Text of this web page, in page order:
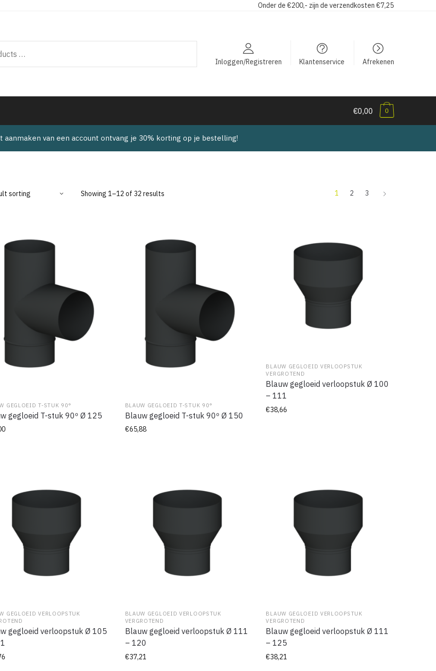
Onder de €200,- zijn de verzendkosten €7,25
Inloggen/Registreren Klantenservice Afrekenen
€0,00 0
aanmaken van een account ontvang je 30% korting op je bestelling!
Showing 1–12 of 32 results 1 2 3
GEGLOEID T-STUK 90°
gegloeid T-stuk 90º Ø 125
BLAUW GEGLOEID T-STUK 90°
Blauw gegloeid T-stuk 90º Ø 150
€65,88
BLAUW GEGLOEID VERLOOPSTUK
VERGROTEND
Blauw gegloeid verloopstuk Ø 100
– 111
€38,66
GEGLOEID VERLOOPSTUK
gegloeid verloopstuk Ø 105
BLAUW GEGLOEID VERLOOPSTUK
VERGROTEND
Blauw gegloeid verloopstuk Ø 111
– 120
€37,21
BLAUW GEGLOEID VERLOOPSTUK
VERGROTEND
Blauw gegloeid verloopstuk Ø 111
– 125
€38,21